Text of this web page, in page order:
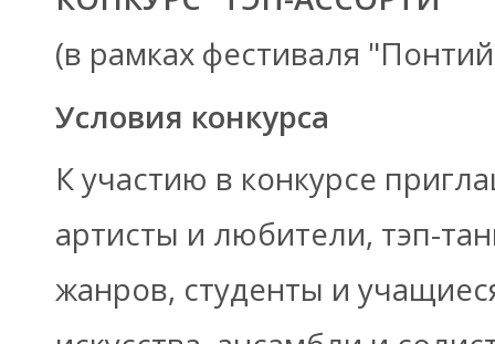
(в рамках фестиваля
Условия конкурса
К участию в конкурсе
артисты и любители, тэп-
жанров, студенты и